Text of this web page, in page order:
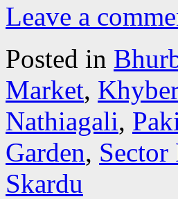
Leave a
Posted in
Market,
Nathiagali,
Garden, Sector
Skardu